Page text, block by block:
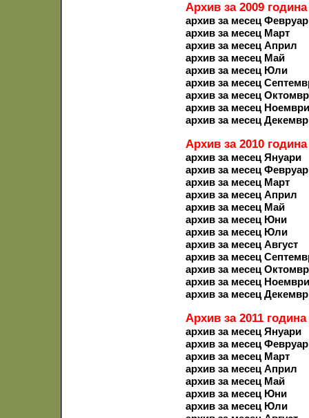
Архив за 2009 година
архив за месец
архив за месец Март
архив за месец Април
архив за месец Май
архив за месец Юли
архив за месец
архив за месец
архив за месец Ноември
архив за месец
Архив за 2010 година
архив за месец Януари
архив за месец
архив за месец Март
архив за месец Април
архив за месец Май
архив за месец Юни
архив за месец Юли
архив за месец Август
архив за месец
архив за месец
архив за месец Ноември
архив за месец
Архив за 2011 година
архив за месец Януари
архив за месец
архив за месец Март
архив за месец Април
архив за месец Май
архив за месец Юни
архив за месец Юли